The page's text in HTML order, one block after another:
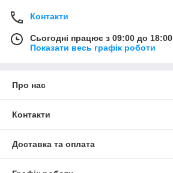
Контакти
Сьогодні працює з 09:00 до 18:00
Показати весь графік роботи
Про нас
Контакти
Доставка та оплата